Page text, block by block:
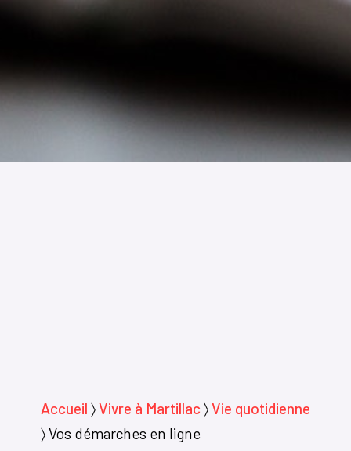
Accueil 〉Vivre à Martillac 〉Vie quotidienne
〉Vos démarches en ligne